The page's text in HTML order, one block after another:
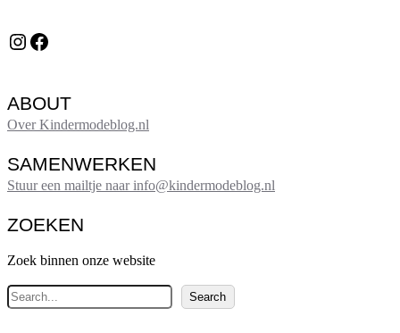
Instagram Facebook
ABOUT
Over Kindermodeblog.nl
SAMENWERKEN
Stuur een mailtje naar info@kindermodeblog.nl
ZOEKEN
Zoek binnen onze website
Z
o
Search